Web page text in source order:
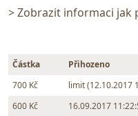
> Zobrazit informaci jak
Částka Přihozeno
700 Kč
limit (12.10.2017
600 Kč
16.09.2017